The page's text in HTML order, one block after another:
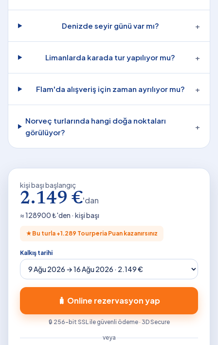
Denizde seyir günü var mı? +
Limanlarda karada tur yapılıyor mu? +
Flam'da alışveriş için zaman ayrılıyor mu? +
Norveç turlarında hangi doğa noktaları
görülüyor?
+
kişi başı başlangıç
2.149 €'dan
≈128900₺'den · kişi başı
★ Bu turla +1.289 Tourperia Puan kazanırsınız
Kalkış tarihi
🧳 Online rezervasyon yap
🔒 256-bit SSL ile güvenli ödeme · 3D Secure
veya